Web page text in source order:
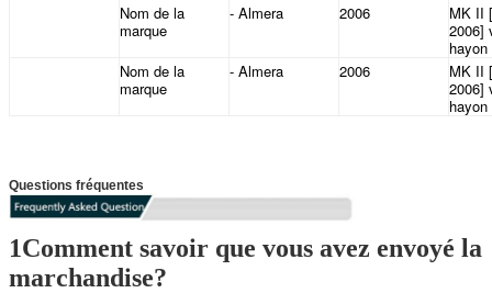
Nom de la
marque
- Almera 2006
MK II
2006]
hayon
Nom de la
marque
- Almera 2006
MK II
2006]
hayon
Questions fréquentes
1Comment savoir que vous avez envoyé la
marchandise?